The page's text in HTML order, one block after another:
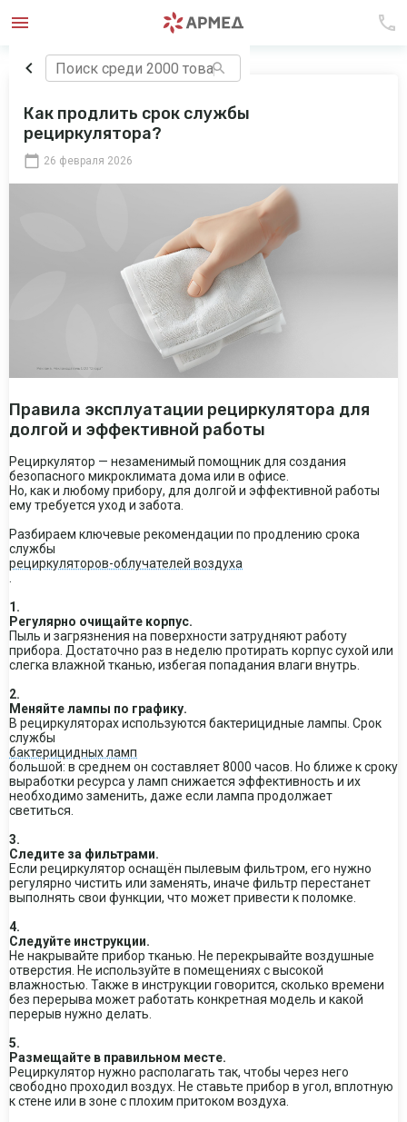
Как продлить срок службы
рециркулятора?
26 февраля 2026
Правила эксплуатации рециркулятора для
долгой и эффективной работы
Рециркулятор — незаменимый помощник для создания
безопасного микроклимата дома или в офисе.
Но, как и любому прибору, для долгой и эффективной работы
ему требуется уход и забота.
Разбираем ключевые рекомендации по продлению срока
службы
рециркуляторов-облучателей воздуха
1.
Регулярно очищайте корпус.
Пыль и загрязнения на поверхности затрудняют работу
прибора. Достаточно раз в неделю протирать корпус сухой или
слегка влажной тканью, избегая попадания влаги внутрь.
2.
Меняйте лампы по графику.
В рециркуляторах используются бактерицидные лампы. Срок
службы
бактерицидных ламп
большой: в среднем он составляет 8000 часов. Но ближе к сроку
выработки ресурса у ламп снижается эффективность и их
необходимо заменить, даже если лампа продолжает
светиться.
3.
Следите за фильтрами.
Если рециркулятор оснащён пылевым фильтром, его нужно
регулярно чистить или заменять, иначе фильтр перестанет
выполнять свои функции, что может привести к поломке.
4.
Следуйте инструкции.
Не накрывайте прибор тканью. Не перекрывайте воздушные
отверстия. Не используйте в помещениях с высокой
влажностью. Также в инструкции говорится, сколько времени
без перерыва может работать конкретная модель и какой
перерыв нужно делать.
5.
Размещайте в правильном месте.
Рециркулятор нужно располагать так, чтобы через него
свободно проходил воздух. Не ставьте прибор в угол, вплотную
к стене или в зоне с плохим притоком воздуха.